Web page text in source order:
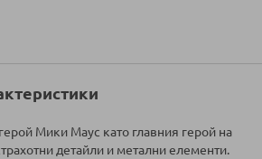
Мики Маус като главния герой на
детайли и метални елементи.